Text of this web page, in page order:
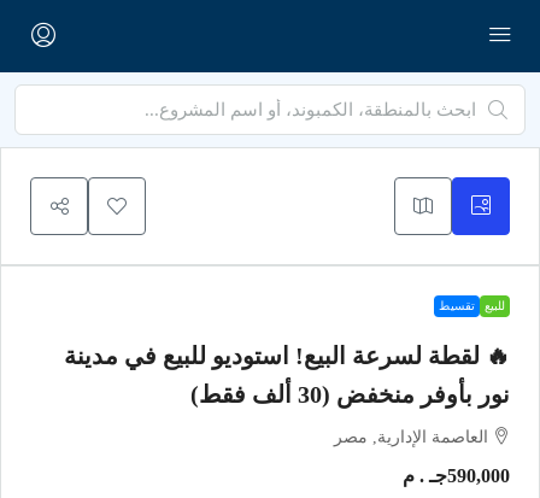
للبيع تقسيط
🔥 لقطة لسرعة البيع! استوديو للبيع في مدينة
نور بأوفر منخفض (30 ألف فقط)
العاصمة الإدارية, مصر
590,000جـ . م